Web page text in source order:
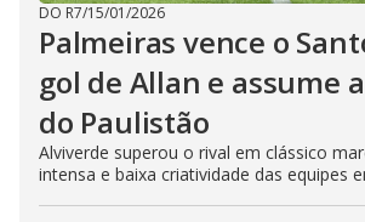
DO R7/15/01/2026
Palmeiras vence o
gol de Allan e assume
do Paulistão
Alviverde superou o rival em clássico
intensa e baixa criatividade das equipes